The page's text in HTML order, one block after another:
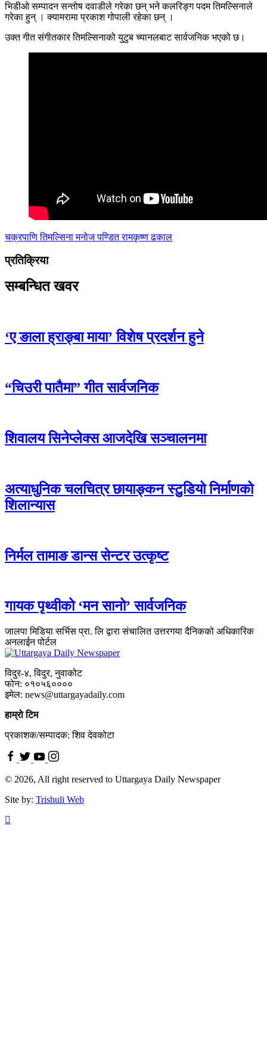
भिडीओ सम्पादन सन्तोष दवाडीले गरेका छन् भने कलरिङ्ग पदम तिमल्सिनाले
गरेका हुन् । क्यामरामा प्रकाश गोपाली रहेका छन् ।
उक्त गीत संगीतकार तिमल्सिनाको युटुब च्यानलबाट सार्वजनिक भएको छ।
चक्रपाणि तिमल्सिनामनोज पण्डितरामकृष्ण ढकाल
प्रतिक्रिया
सम्बन्धित खवर
‘ए ङाला ह्राङ्बा माया’ विशेष प्रदर्शन हुने
“चिउरी पातैमा” गीत सार्वजनिक
शिवालय सिनेप्लेक्स आजदेखि सञ्चालनमा
अत्याधुनिक चलचित्र छायाङ्कन स्टुुडियो निर्माणको
शिलान्यास
निर्मल तामाङ डान्स सेन्टर उत्कृष्ट
गायक पृथ्वीको ‘मन सानो’ सार्वजनिक
जालपा मिडिया सर्भिस प्रा. लि द्वारा संचालित उत्तरगया दैनिकको अधिकारिक
अनलाईन पोर्टल
विदुर-४, विदुर, नुवाकोट
फोन: ०१०५६००००
इमेल: news@uttargayadaily.com
हाम्रो टिम
प्रकाशक/सम्पादक: शिव देवकोटा
© 2026, All right reserved to Uttargaya Daily Newspaper
Site by: Trishuli Web